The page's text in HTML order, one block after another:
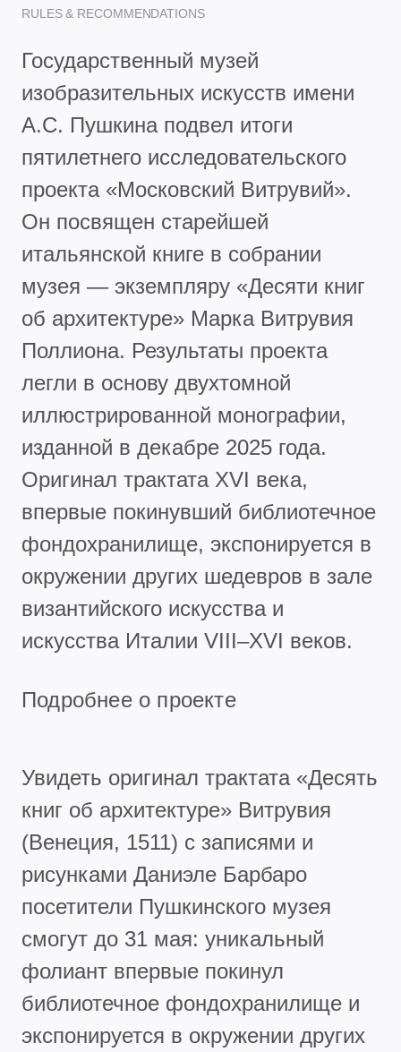
RULES & RECOMMENDATIONS
Государственный музей
изобразительных искусств имени
А.С. Пушкина подвел итоги
пятилетнего исследовательского
проекта «Московский Витрувий».
Он посвящен старейшей
итальянской книге в собрании
музея — экземпляру «Десяти книг
об архитектуре» Марка Витрувия
Поллиона. Результаты проекта
легли в основу двухтомной
иллюстрированной монографии,
изданной в декабре 2025 года.
Оригинал трактата XVI века,
впервые покинувший библиотечное
фондохранилище, экспонируется в
окружении других шедевров в зале
византийского искусства и
искусства Италии VIII–XVI веков.
Подробнее о проекте
Увидеть оригинал трактата «Десять
книг об архитектуре» Витрувия
(Венеция, 1511) с записями и
рисунками Даниэле Барбаро
посетители Пушкинского музея
смогут до 31 мая: уникальный
фолиант впервые покинул
библиотечное фондохранилище и
экспонируется в окружении других